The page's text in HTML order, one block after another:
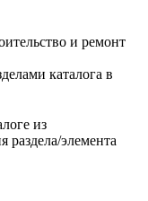
и ремонт
каталога в
из
раздела/элемента